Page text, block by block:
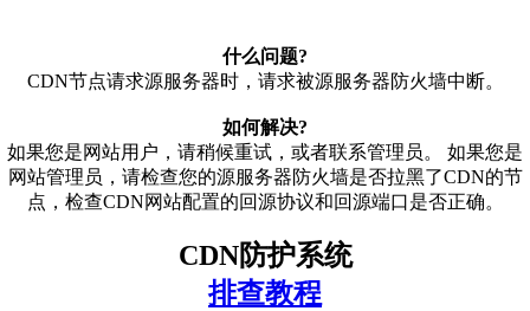
什么问题?
CDN节点请求源服务器时，请求被源服务器防火墙中断。
如何解决?
如果您是网站用户，请稍候重试，或者联系管理员。 如果您是
网站管理员，请检查您的源服务器防火墙是否拉黑了CDN的节
点，检查CDN网站配置的回源协议和回源端口是否正确。
CDN防护系统
排查教程